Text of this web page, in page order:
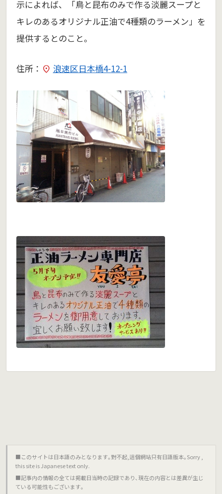
示によれば、「鳥と昆布のみで作る淡麗スープと
キレのあるオリジナル正油で4種類のラーメン」を
提供するとのこと。
住所： 浪速区日本橋4-12-1
■このサイトは日本語のみとなります｡對不起,這個網站只有日語版本｡Sorry ,
this site is Japanese text only.
■記事内の情報の全ては掲載日当時の記録であり､現在の内容とは差異が生じ
ている可能性もございます｡